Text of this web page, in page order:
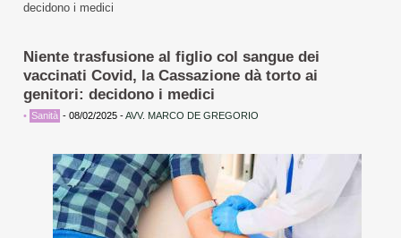
decidono i medici
Niente trasfusione al figlio col sangue dei
vaccinati Covid, la Cassazione dà torto ai
genitori: decidono i medici
• Sanità - 08/02/2025 -AVV. MARCO DE GREGORIO